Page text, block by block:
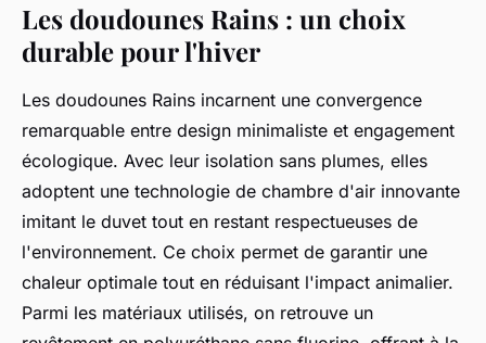
Les doudounes Rains : un choix
durable pour l'hiver
Les doudounes Rains incarnent une convergence
remarquable entre design minimaliste et engagement
écologique. Avec leur isolation sans plumes, elles
adoptent une technologie de chambre d'air innovante
imitant le duvet tout en restant respectueuses de
l'environnement. Ce choix permet de garantir une
chaleur optimale tout en réduisant l'impact animalier.
Parmi les matériaux utilisés, on retrouve un